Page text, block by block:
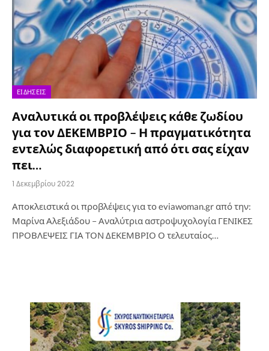
ΕΙΔΉΣΕΙΣ
Αναλυτικά οι προβλέψεις κάθε ζωδίου
για τον ΔΕΚΕΜΒΡΙΟ – Η πραγματικότητα
εντελώς διαφορετική από ότι σας είχαν
πει…
1 Δεκεμβρίου 2022
Αποκλειστικά οι προβλέψεις για το eviawoman.gr από την:
Μαρίνα Αλεξιάδου – Αναλύτρια αστροψυχολογία ΓΕΝΙΚΕΣ
ΠΡΟΒΛΕΨΕΙΣ ΓΙΑ ΤΟΝ ΔΕΚΕΜΒΡΙΟ Ο τελευταίος…